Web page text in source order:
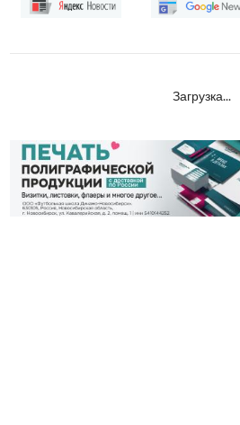
Загрузка...